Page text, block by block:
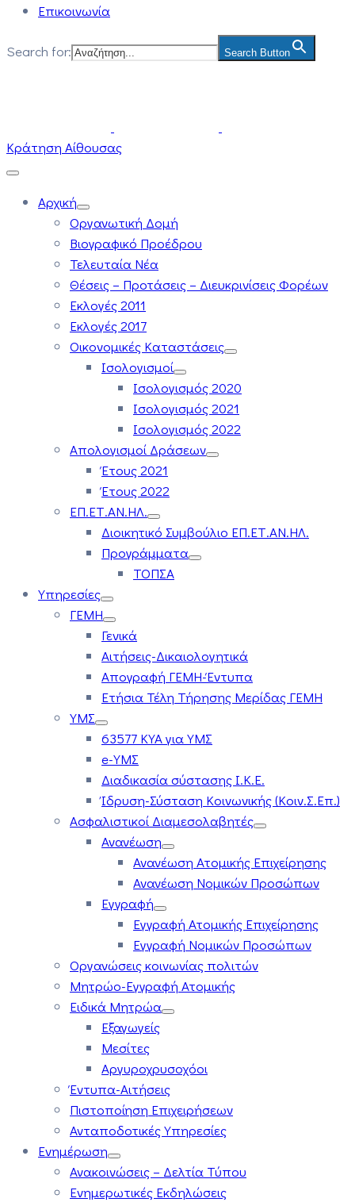
Επικοινωνία
Search for: Search Button
Κράτηση Αίθουσας
Αρχική
Οργανωτική Δομή
Βιογραφικό Προέδρου
Τελευταία Νέα
Θέσεις – Προτάσεις – Διευκρινίσεις Φορέων
Εκλογές 2011
Εκλογές 2017
Οικονομικές Καταστάσεις
Ισολογισμοί
Ισολογισμός 2020
Ισολογισμός 2021
Ισολογισμός 2022
Απολογισμοί Δράσεων
Έτους 2021
Έτους 2022
ΕΠ.ΕΤ.ΑΝ.ΗΛ.
Διοικητικό Συμβούλιο ΕΠ.ΕΤ.ΑΝ.ΗΛ.
Προγράμματα
ΤΟΠΣΑ
Υπηρεσίες
ΓΕΜΗ
Γενικά
Αιτήσεις-Δικαιολογητικά
Απογραφή ΓΕΜΗ-Έντυπα
Ετήσια Τέλη Τήρησης Μερίδας ΓΕΜΗ
ΥΜΣ
63577 ΚΥΑ για ΥΜΣ
e-ΥΜΣ
Διαδικασία σύστασης Ι.Κ.Ε.
Ίδρυση-Σύσταση Κοινωνικής (Κοιν.Σ.Επ.)
Ασφαλιστικοί Διαμεσολαβητές
Ανανέωση
Ανανέωση Ατομικής Επιχείρησης
Ανανέωση Νομικών Προσώπων
Εγγραφή
Εγγραφή Ατομικής Επιχείρησης
Εγγραφή Νομικών Προσώπων
Οργανώσεις κοινωνίας πολιτών
Μητρώο-Εγγραφή Ατομικής
Ειδικά Μητρώα
Εξαγωγείς
Μεσίτες
Αργυροχρυσοχόοι
Έντυπα-Αιτήσεις
Πιστοποίηση Επιχειρήσεων
Ανταποδοτικές Υπηρεσίες
Ενημέρωση
Ανακοινώσεις – Δελτία Τύπου
Ενημερωτικές Εκδηλώσεις